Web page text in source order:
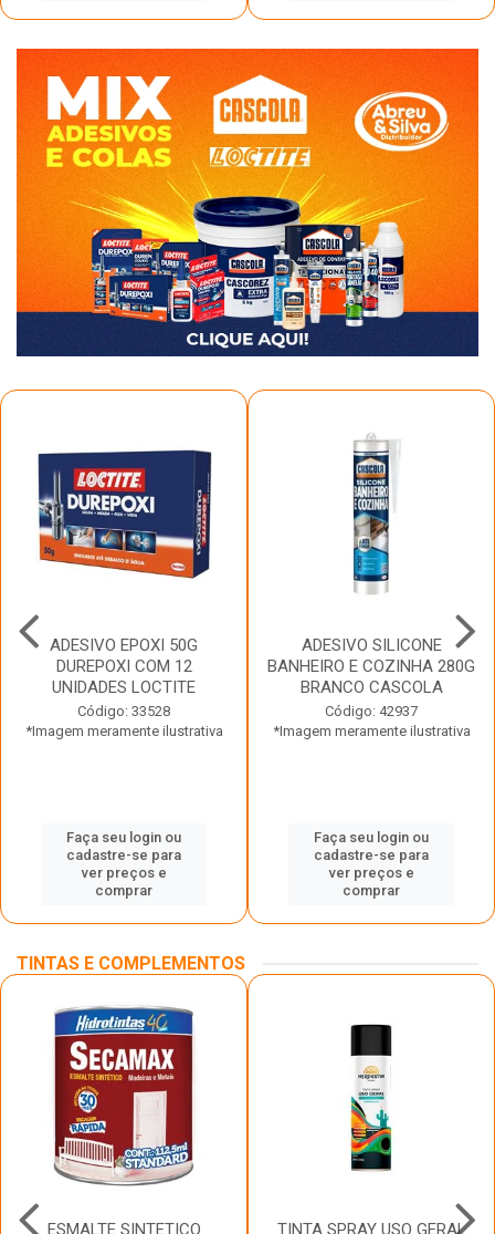
ADESIVO EPOXI 50G
DUREPOXI COM 12
UNIDADES LOCTITE
Código: 33528
*Imagem meramente ilustrativa
Faça seu login ou
cadastre-se para
ver preços e
comprar
ADESIVO SILICONE
BANHEIRO E COZINHA 280G
BRANCO CASCOLA
Código: 42937
*Imagem meramente ilustrativa
Faça seu login ou
cadastre-se para
ver preços e
comprar
TINTAS E COMPLEMENTOS
ESMALTE SINTETICO TINTA SPRAY USO GERAL